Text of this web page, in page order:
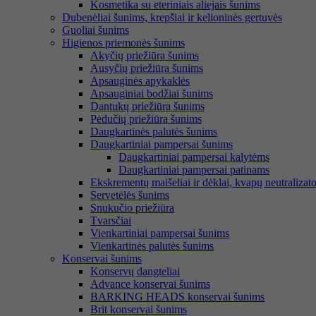
Kosmetika su eteriniais aliejais šunims
Dubenėliai šunims, krepšiai ir kelioninės gertuvės
Guoliai šunims
Higienos priemonės šunims
Akyčių priežiūra šunims
Ausyčių priežiūra šunims
Apsauginės apykaklės
Apsauginiai bodžiai šunims
Dantukų priežiūra šunims
Pėdučių priežiūra šunims
Daugkartinės palutės šunims
Daugkartiniai pampersai šunims
Daugkartiniai pampersai kalytėms
Daugkartiniai pampersai patinams
Ekskrementų maišeliai ir dėklai, kvapų
Servetėlės šunims
Snukučio priežiūra
Tvarsčiai
Vienkartiniai pampersai šunims
Vienkartinės palutės šunims
Konservai šunims
Konservų dangteliai
Advance konservai šunims
BARKING HEADS konservai šunims
Brit konservai šunims